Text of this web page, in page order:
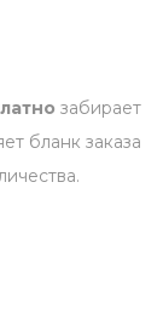
забирает
бланк заказа